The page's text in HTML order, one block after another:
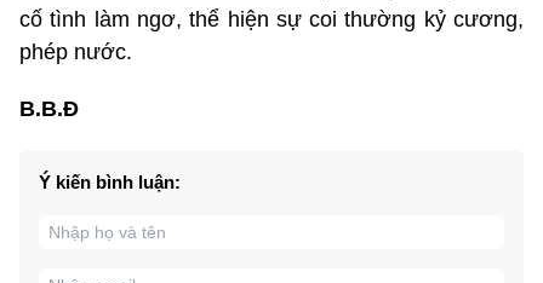
cố tình làm ngơ, thể hiện sự coi thường kỷ cương,
phép nước.
B.B.Đ
Ý kiến bình luận: